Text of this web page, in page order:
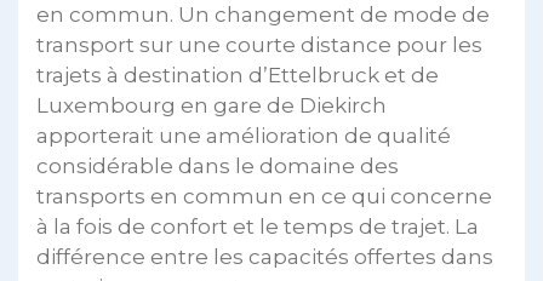
en commun. Un changement de mode de
transport sur une courte distance pour les
trajets à destination d’Ettelbruck et de
Luxembourg en gare de Diekirch
apporterait une amélioration de qualité
considérable dans le domaine des
transports en commun en ce qui concerne
à la fois de confort et le temps de trajet. La
différence entre les capacités offertes dans